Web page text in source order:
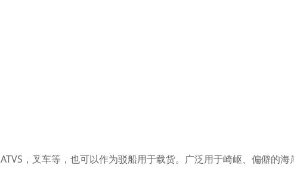
ATVS，叉车等，也可以作为驳船用于载货。广泛用于崎岖、偏僻的海